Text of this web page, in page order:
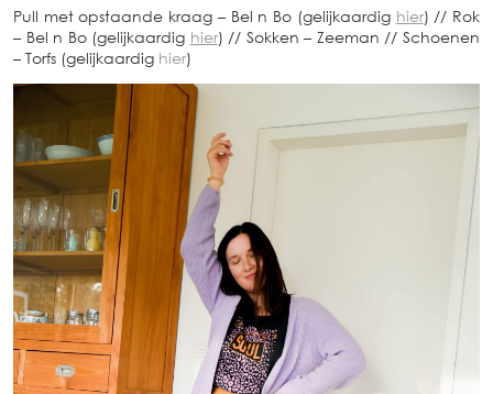
Pull met opstaande kraag – Bel n Bo (gelijkaardig hier) // Rok
– Bel n Bo (gelijkaardig hier) // Sokken – Zeeman // Schoenen
– Torfs (gelijkaardig hier)